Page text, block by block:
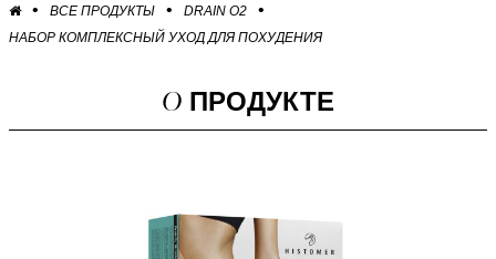
ВСЕ ПРОДУКТЫ
DRAIN O2
НАБОР КОМПЛЕКСНЫЙ УХОД ДЛЯ ПОХУДЕНИЯ
О ПРОДУКТЕ